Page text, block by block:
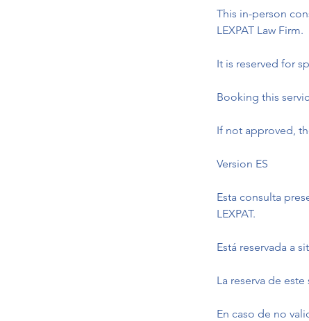
This in-person
LEXPAT Law Firm.
It is reserved for
Booking this
If not approved,
Version ES
Esta consulta
LEXPAT.
Está reservada a
La reserva de
En caso de no